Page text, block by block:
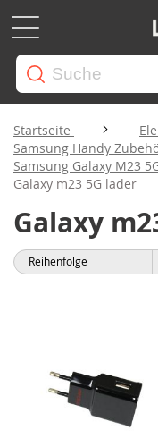
Startseite
Samsung Handy
Samsung Galaxy M23
Galaxy m23 5G lader
Galaxy
Sortieren